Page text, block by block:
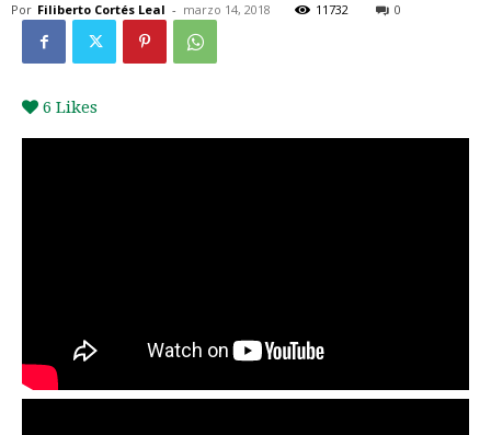
Por Filiberto Cortés Leal - marzo 14, 2018 11732 0
6 Likes